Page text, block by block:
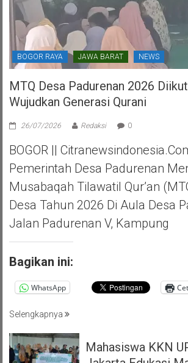
BOGOR RAYA JAWA BARAT NEWS
MTQ Desa Padurenan 2026
Wujudkan Generasi Qurani
26/07/2026 Redaksi 0
BOGOR ||
Pemerintah Desa Padurenan
Musabaqah Tilawatil Qur’an
Desa Tahun 2026 Di Aula Desa
Jalan Padurenan V, Kampung
Bagikan ini:
WhatsApp
Selengkapnya
Mahasiswa KKN